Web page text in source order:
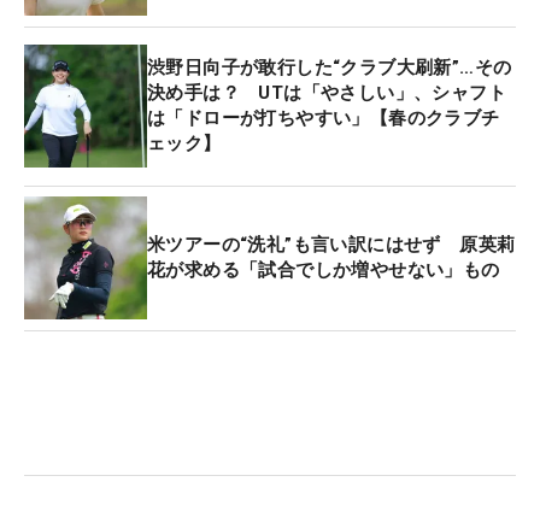
渋野日向子が敢行した“クラブ大刷新”…その
決め手は？ UTは「やさしい」、シャフト
は「ドローが打ちやすい」【春のクラブチ
ェック】
米ツアーの“洗礼”も言い訳にはせず 原英莉
花が求める「試合でしか増やせない」もの